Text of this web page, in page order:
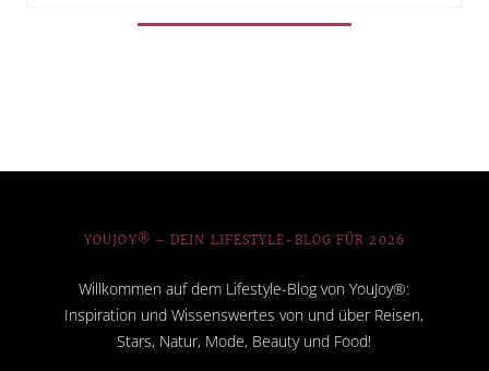
YOUJOY® – DEIN LIFESTYLE-BLOG FÜR 2026
Willkommen auf dem Lifestyle-Blog von YouJoy®:
Inspiration und Wissenswertes von und über Reisen,
Stars, Natur, Mode, Beauty und Food!